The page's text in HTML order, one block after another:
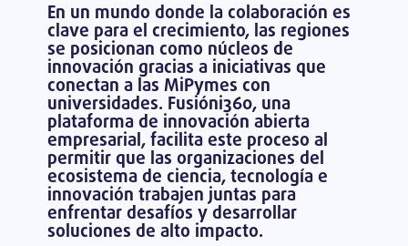
En un mundo donde la colaboración es
clave para el crecimiento, las regiones
se posicionan como núcleos de
innovación gracias a iniciativas que
conectan a las MiPymes con
universidades. Fusióni360, una
plataforma de innovación abierta
empresarial, facilita este proceso al
permitir que las organizaciones del
ecosistema de ciencia, tecnología e
innovación trabajen juntas para
enfrentar desafíos y desarrollar
soluciones de alto impacto.